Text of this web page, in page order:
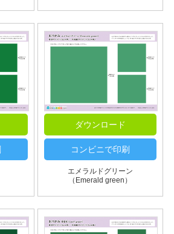
ダウンロード
コンビニで印刷
エメラルドグリーン
（Emerald green）